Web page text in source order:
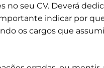
no seu CV. Deverá
indicar por
os cargos que